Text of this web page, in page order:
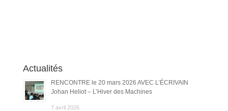
Actualités
RENCONTRE le 20 mars 2026 AVEC L’ÉCRIVAIN
Johan Heliot – L’Hiver des Machines
7 avril 2026